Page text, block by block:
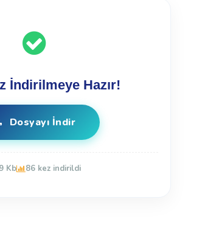
İndirilmeye Hazır!
Dosyayı İndir
Kb 86 kez indirildi